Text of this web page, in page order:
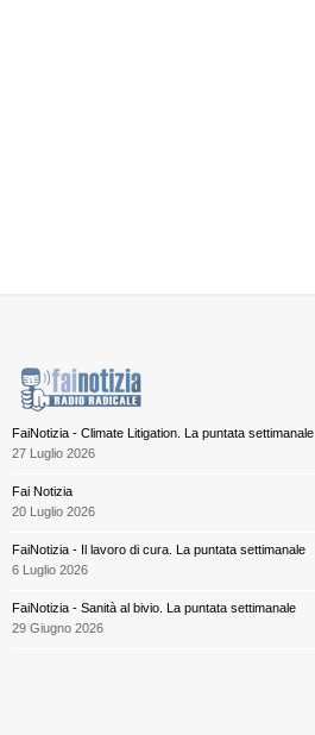
FaiNotizia - Climate Litigation. La puntata settimanale
27 Luglio 2026
Fai Notizia
20 Luglio 2026
FaiNotizia - Il lavoro di cura. La puntata settimanale
6 Luglio 2026
FaiNotizia - Sanità al bivio. La puntata settimanale
29 Giugno 2026